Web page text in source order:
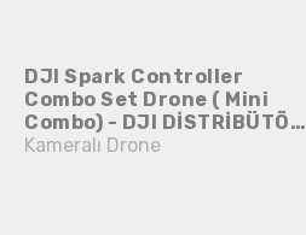
DJI Spark Controller
Combo Set Drone ( Mini
Combo) - DJI DİSTRİBÜTÖR
GARANTİLİDİR
Kameralı Drone